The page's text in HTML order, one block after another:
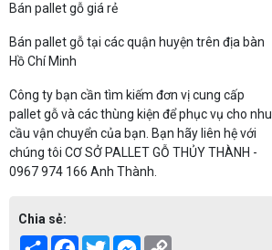
Bán pallet gỗ giá rẻ
Bán pallet gỗ tại các quận huyện trên địa bàn
Hồ Chí Minh
Công ty bạn cần tìm kiếm đơn vị cung cấp
pallet gỗ và các thùng kiện để phục vụ cho nhu
cầu vận chuyển của bạn. Bạn hãy liên hệ với
chúng tôi CƠ SỞ PALLET GỖ THỦY THÀNH -
0967 974 166 Anh Thành.
Chia sẻ:
Share Facebook
TwitterMessenger